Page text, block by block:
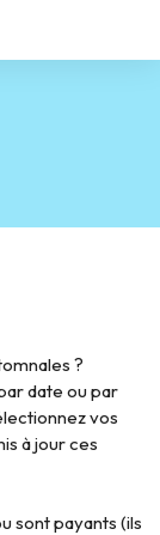
?
date ou par
vos
à jour ces
sont payants (ils